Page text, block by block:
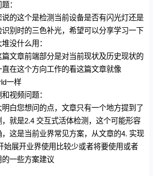
：
说的这个是检测当前设备是否有闪光灯还是
识别时的三色补光，希望可以分享学习一下
没什么用：
篇文章前端部分是对当前现状及历史现状的
直在这个方向工作的看这篇文章就像
一样
视频问题：
白您想问的点，文章只有一个地方提到了
就是2.4 交互式活体检测，这个可能形容
这是当前业界常见方案，从文章的4. 实现
始展开业界使用比较少或者将要使用或者
一些方案建议